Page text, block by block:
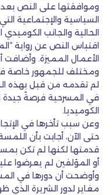
وموافقتها على النص
السياسية والإجتماعية
الحالية والجانب
اقتباس النص عن رواية
الأعمال المميزة.
ومختلف للجمهور خاصة
لم تقدمه من قبل بهذه
في المسرحية فرصةً جيدة
الكوميديا.
وعن سبب تأخرها في
حتى الآن، أجابت بأن
قدمتها لكنها لم تكن
أو المؤلفين لم يعرضوا
وأوضحت أن دورها في
مغاير لدور الشريرة